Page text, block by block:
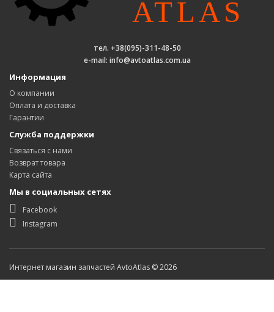
тел. +38(095)-311-48-50
e-mail: info@avtoatlas.com.ua
Информация
О компании
Оплата и доставка
Гарантии
Служба поддержки
Связаться с нами
Возврат товара
Карта сайта
Мы в социальных сетях
Facebook
Instagram
Интернет магазин запчастей AvtoAtlas © 2026